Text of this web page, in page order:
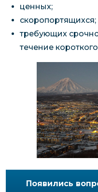
ценных;
скоропортящихся;
требующих
течение
Появились